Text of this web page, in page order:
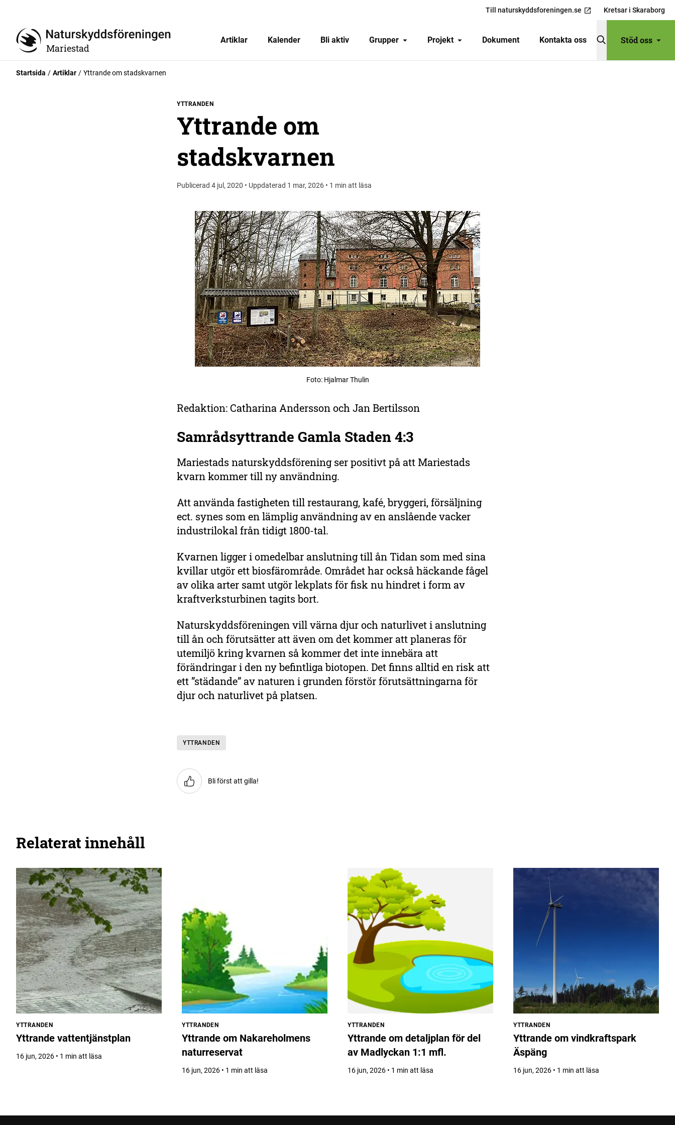
Till naturskyddsforeningen.se Kretsar i Skaraborg
Mariestad
Artiklar Kalender Bli aktiv Grupper Projekt Dokument Kontakta oss Stöd oss
Startsida Artiklar Yttrande om stadskvarnen
YTTRANDEN
Yttrande om
stadskvarnen
Publicerad 4 jul, 2020 • Uppdaterad 1 mar, 2026 • 1 min att läsa
Foto: Hjalmar Thulin
Redaktion: Catharina Andersson och Jan Bertilsson
Samrådsyttrande Gamla Staden 4:3
Mariestads naturskyddsförening ser positivt på att Mariestads
kvarn kommer till ny användning.
Att använda fastigheten till restaurang, kafé, bryggeri, försäljning
ect. synes som en lämplig användning av en anslående vacker
industrilokal från tidigt 1800-tal.
Kvarnen ligger i omedelbar anslutning till ån Tidan som med sina
kvillar utgör ett biosfärområde. Området har också häckande fågel
av olika arter samt utgör lekplats för fisk nu hindret i form av
kraftverksturbinen tagits bort.
Naturskyddsföreningen vill värna djur och naturlivet i anslutning
till ån och förutsätter att även om det kommer att planeras för
utemiljö kring kvarnen så kommer det inte innebära att
förändringar i den ny befintliga biotopen. Det finns alltid en risk att
ett ”städande” av naturen i grunden förstör förutsättningarna för
djur och naturlivet på platsen.
YTTRANDEN
Bli först att gilla!
Relaterat innehåll
YTTRANDEN
Yttrande vattentjänstplan
16 jun, 2026 • 1 min att läsa
YTTRANDEN
Yttrande om Nakareholmens
naturreservat
16 jun, 2026 • 1 min att läsa
YTTRANDEN
Yttrande om detaljplan för del
av Madlyckan 1:1 mfl.
16 jun, 2026 • 1 min att läsa
YTTRANDEN
Yttrande om vindkraftspark
Äspäng
16 jun, 2026 • 1 min att läsa